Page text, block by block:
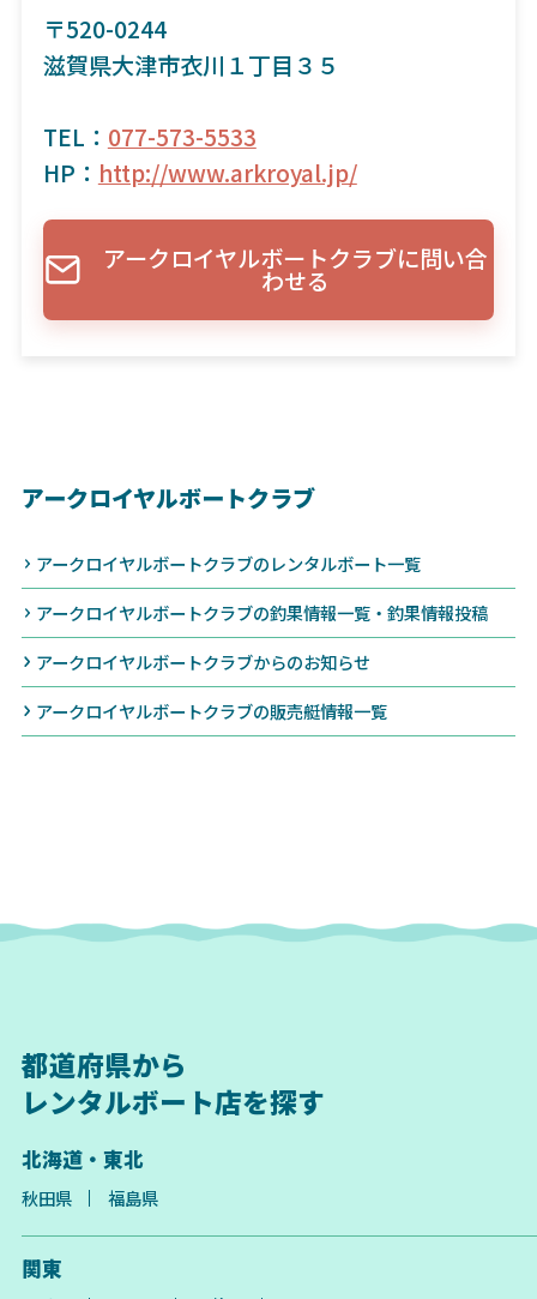
〒520-0244
滋賀県大津市衣川１丁目３５
TEL： 077-573-5533
HP： http://www.arkroyal.jp/
アークロイヤルボートクラブに問い合
わせる
アークロイヤルボートクラブ
アークロイヤルボートクラブのレンタルボート一覧
アークロイヤルボートクラブの釣果情報一覧・釣果情報投稿
アークロイヤルボートクラブからのお知らせ
アークロイヤルボートクラブの販売艇情報一覧
都道府県から
レンタルボート店を探す
北海道・東北
秋田県 福島県
関東